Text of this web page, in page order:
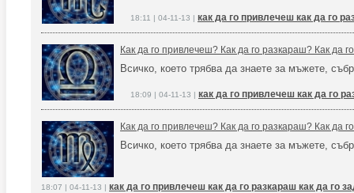
18:11 | 04-11-13 | как да го привлечеш как да го
Как да го привлечеш? Как да го разкараш? Как да
Всичко, което трябва да знаете за мъжете,
18:09 | 04-11-13 | как да го привлечеш как да го
Как да го привлечеш? Как да го разкараш? Как да
Всичко, което трябва да знаете за мъжете,
18:07 | 04-11-13 | как да го привлечеш как да го разкараш как да го